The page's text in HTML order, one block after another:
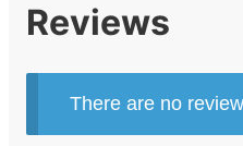
Reviews
There are no